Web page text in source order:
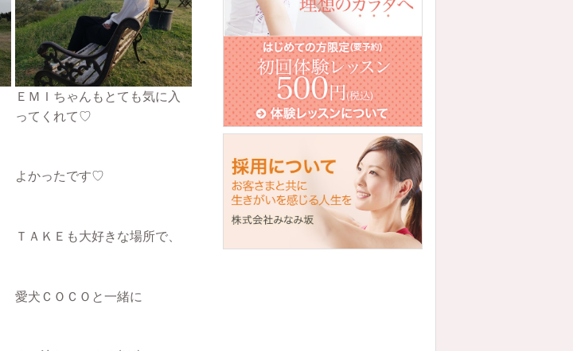
ＥＭＩちゃんもとても気に入
ってくれて♡
よかったです♡
ＴＡＫＥも大好きな場所で、
愛犬ＣＯＣＯと一緒に